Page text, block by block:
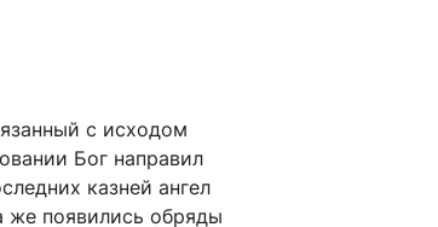
с исходом
Бог направил
казней ангел
же появились обряды